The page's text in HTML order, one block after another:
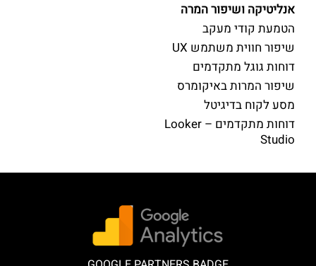
אנליטיקה ושיפור המרה
הטמעת קודי מעקב
שיפור חווית משתמש UX
דוחות גוגל מתקדמים
שיפור המרות באיקומרס
מסע לקוח בדיגיטל
דוחות מתקדמים – Looker
Studio